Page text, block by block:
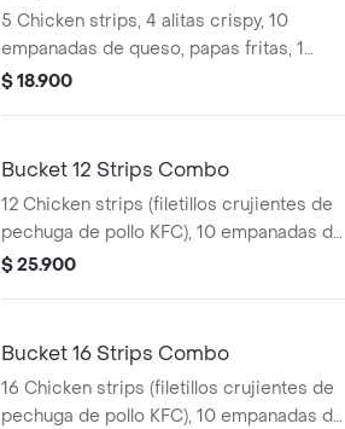
5 Chicken strips, 4 alitas crispy, 10
empanadas de queso, papas fritas, 1
bucket salsa secreta mediana
$ 18.900
Bucket 12 Strips Combo
12 Chicken strips (filetillos crujientes de
pechuga de pollo KFC), 10 empanadas de
queso , 3 papa fritas regulares, 3 gaseosa
$ 25.900
Bucket 16 Strips Combo
16 Chicken strips (filetillos crujientes de
pechuga de pollo KFC), 10 empanadas de